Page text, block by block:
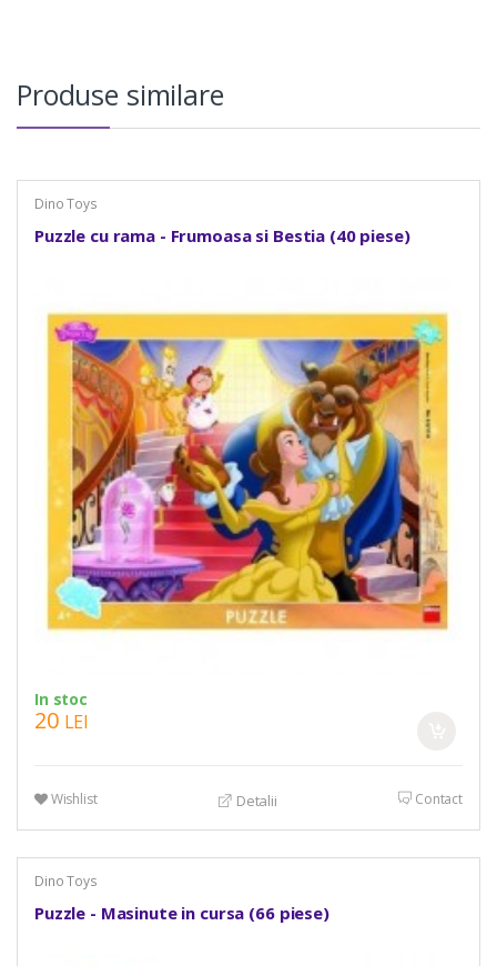
Produse similare
Dino Toys
Puzzle cu rama - Frumoasa si Bestia (40 piese)
In stoc
20 LEI
Wishlist Detalii Contact
Dino Toys
Puzzle - Masinute in cursa (66 piese)